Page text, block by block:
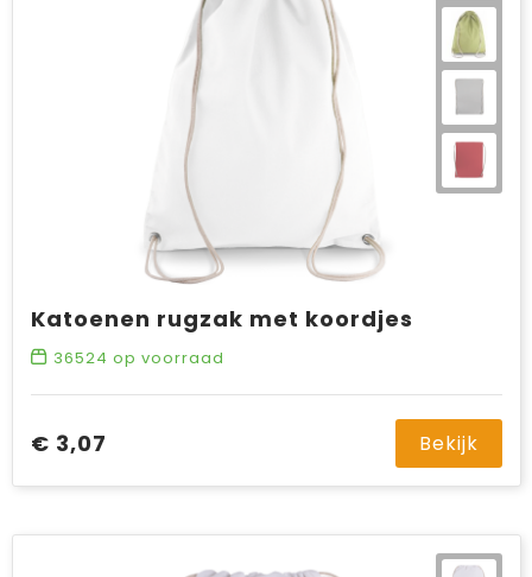
Katoenen rugzak met koordjes
36524 op voorraad
€ 3,07 Bekijk